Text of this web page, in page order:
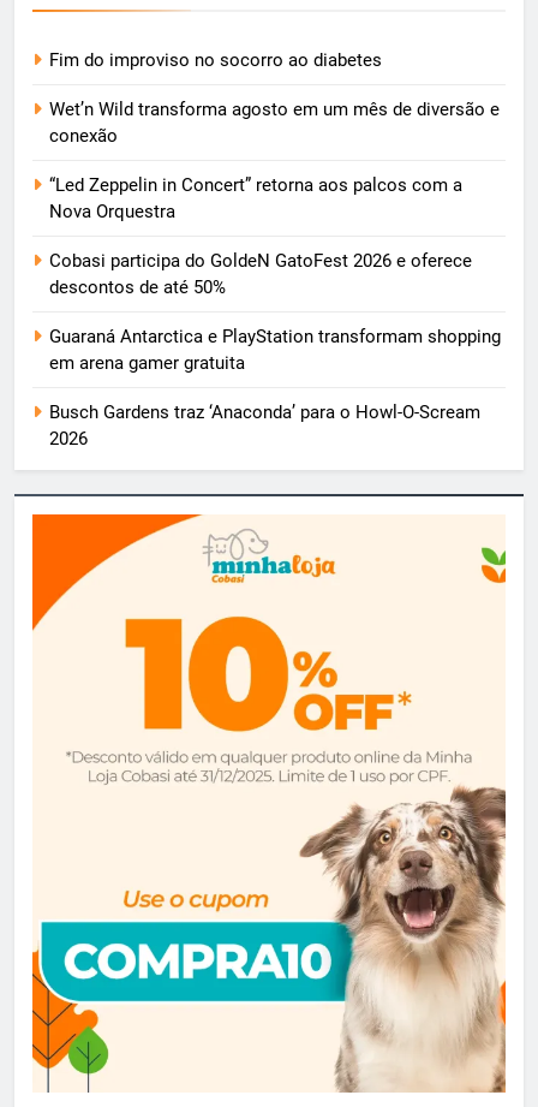
Fim do improviso no socorro ao diabetes
Wet’n Wild transforma agosto em um mês de diversão e
conexão
“Led Zeppelin in Concert” retorna aos palcos com a
Nova Orquestra
Cobasi participa do GoldeN GatoFest 2026 e oferece
descontos de até 50%
Guaraná Antarctica e PlayStation transformam shopping
em arena gamer gratuita
Busch Gardens traz ‘Anaconda’ para o Howl-O-Scream
2026